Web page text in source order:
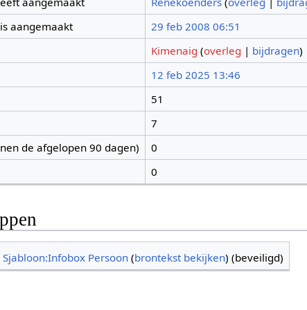
aangemaakt
29 feb 2008 06:51
Kimenaig (overleg | bijdragen)
12 feb 2025 13:46
51
7
de afgelopen 90 dagen)
0
0
Sjabloon:Infobox Persoon (brontekst bekijken) (beveiligd)